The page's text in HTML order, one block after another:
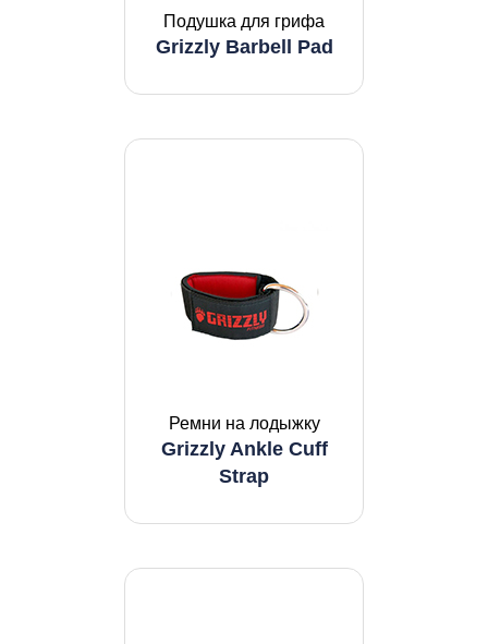
Подушка для грифа
Grizzly Barbell Pad
Ремни на лодыжку
Grizzly Ankle Cuff
Strap